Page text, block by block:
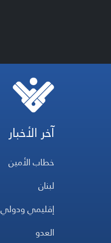
آخر الأخبار
خطاب الأمين
لبنان
إقليمي ودولي
العدو